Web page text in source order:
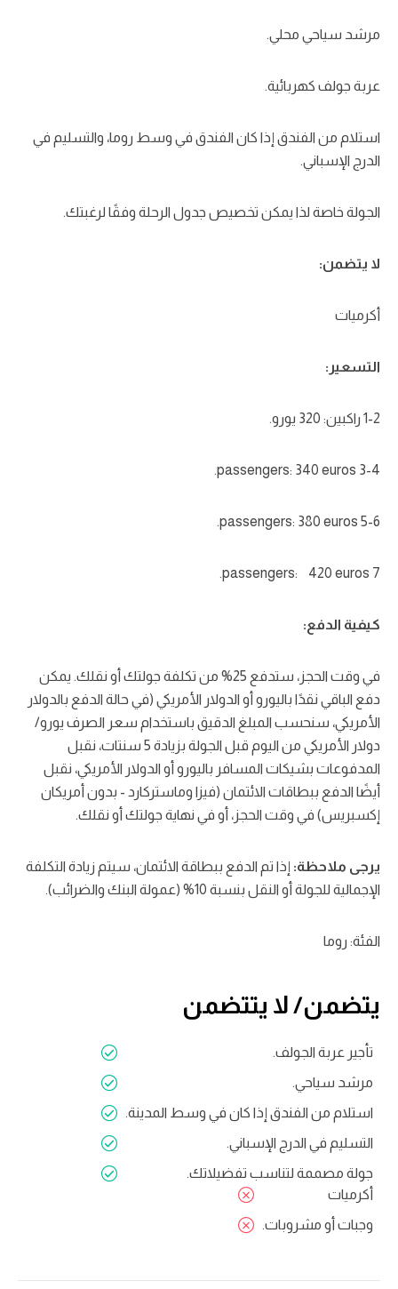
مرشد سياحي محلي.
عربة جولف كهربائية.
استلام من الفندق إذا كان الفندق في وسط روما، والتسليم في
الدرج الإسباني.
الجولة خاصة لذا يمكن تخصيص جدول الرحلة وفقًا لرغبتك.
لا يتضمن:
أكرميات
التسعير:
1-2 راكبين: 320 يورو.
3-4 passengers: 340 euros.
5-6 passengers: 380 euros.
7 passengers: 420 euros.
كيفية الدفع:
في وقت الحجز، ستدفع 25% من تكلفة جولتك أو نقلك. يمكن
دفع الباقي نقدًا باليورو أو الدولار الأمريكي (في حالة الدفع بالدولار
الأمريكي، سنحسب المبلغ الدقيق باستخدام سعر الصرف يورو/
دولار الأمريكي من اليوم قبل الجولة بزيادة 5 سنتات، نقبل
المدفوعات بشيكات المسافر باليورو أو الدولار الأمريكي، نقبل
أيضًا الدفع ببطاقات الائتمان (فيزا وماستركارد - بدون أمريكان
إكسبريس) في وقت الحجز، أو في نهاية جولتك أو نقلك.
يرجى ملاحظة: إذا تم الدفع ببطاقة الائتمان، سيتم زيادة التكلفة
الإجمالية للجولة أو النقل بنسبة 10% (عمولة البنك والضرائب).
الفئة: روما
يتضمن/ لا يتتضمن
تأجير عربة الجولف.
مرشد سياحي.
استلام من الفندق إذا كان في وسط المدينة.
التسليم في الدرج الإسباني.
جولة مصممة لتناسب تفضيلاتك.
أكرميات
وجبات أو مشروبات.